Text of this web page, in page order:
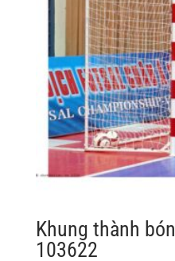
Khung thành
103622